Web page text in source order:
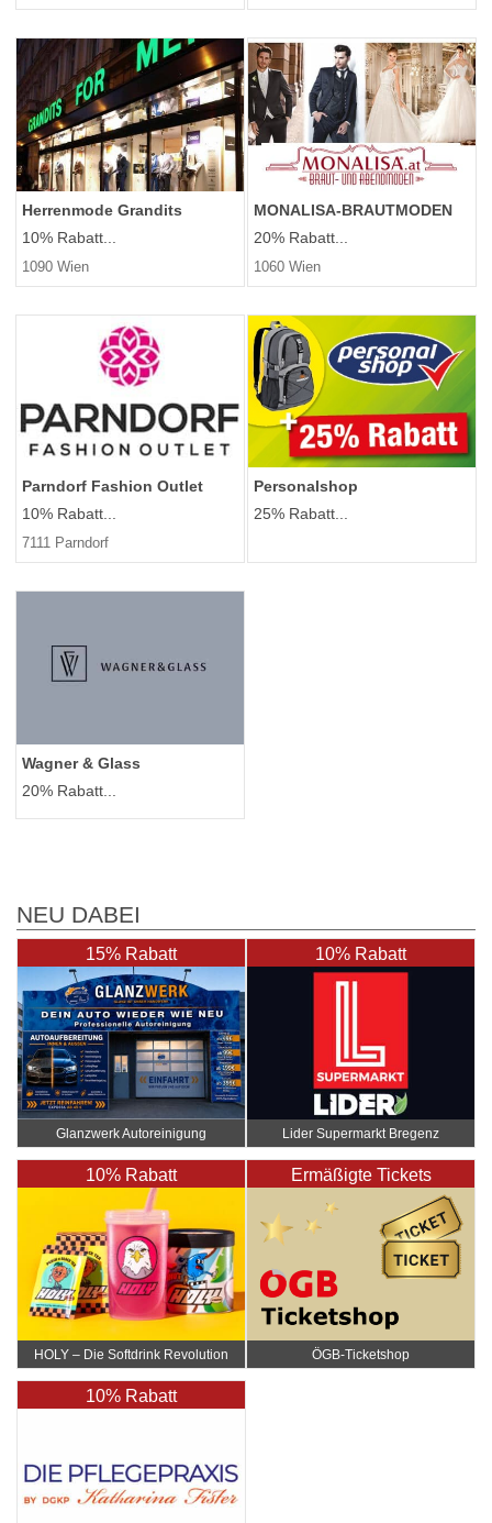
Herrenmode Grandits
10% Rabatt...
1090 Wien
MONALISA-BRAUTMODEN
20% Rabatt...
1060 Wien
Parndorf Fashion Outlet
10% Rabatt...
7111 Parndorf
Personalshop
25% Rabatt...
Wagner & Glass
20% Rabatt...
NEU DABEI
15% Rabatt
Glanzwerk Autoreinigung
10% Rabatt
Lider Supermarkt Bregenz
10% Rabatt
HOLY – Die Softdrink Revolution
Ermäßigte Tickets
ÖGB-Ticketshop
10% Rabatt